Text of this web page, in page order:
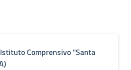
Comprensivo "Santa